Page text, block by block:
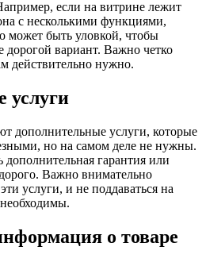
если на витрине лежит
с несколькими функциями,
может быть уловкой, чтобы
дорогой вариант. Важно четко
действительно нужно.
услуги
дополнительные услуги, которые
но на самом деле не нужны.
гарантия или
Важно внимательно
услуги, и не поддаваться на
о товаре